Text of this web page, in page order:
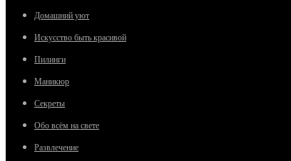
Домашний уют
Искусство быть красивой
Пилинги
Маникюр
Секреты
Обо всём на свете
Развлечение